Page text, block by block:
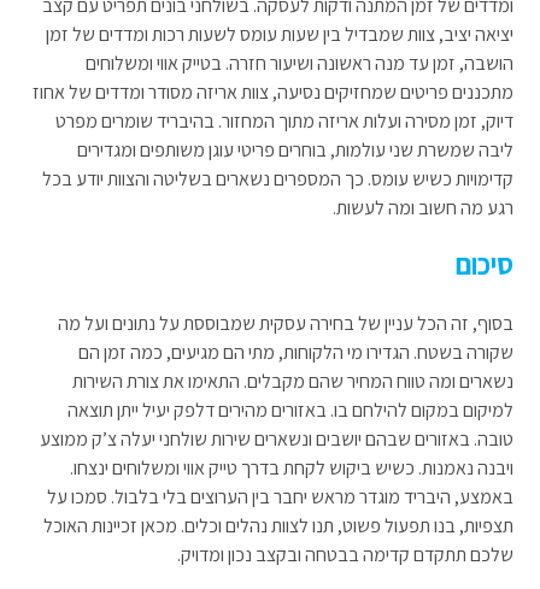
ומדדים של זמן המתנה ודקות לעסקה. בשולחני בונים תפריט עם קצב
יציאה יציב, צוות שמבדיל בין שעות עומס לשעות רכות ומדדים של זמן
הושבה, זמן עד מנה ראשונה ושיעור חזרה. בטייק אווי ומשלוחים
מתכננים פריטים שמחזיקים נסיעה, צוות אריזה מסודר ומדדים של אחוז
דיוק, זמן מסירה ועלות אריזה מתוך המחזור. בהיבריד שומרים מפרט
ליבה שמשרת שני עולמות, בוחרים פריטי עוגן משותפים ומגדירים
קדימויות כשיש עומס. כך המספרים נשארים בשליטה והצוות יודע בכל
רגע מה חשוב ומה לעשות.
סיכום
בסוף, זה הכל עניין של בחירה עסקית שמבוססת על נתונים ועל מה
שקורה בשטח. הגדירו מי הלקוחות, מתי הם מגיעים, כמה זמן הם
נשארים ומה טווח המחיר שהם מקבלים. התאימו את צורת השירות
למיקום במקום להילחם בו. באזורים מהירים דלפק יעיל ייתן תוצאה
טובה. באזורים שבהם יושבים ונשארים שירות שולחני יעלה צ’ק ממוצע
ויבנה נאמנות. כשיש ביקוש לקחת בדרך טייק אווי ומשלוחים ינצחו.
באמצע, היבריד מוגדר מראש יחבר בין הערוצים בלי בלבול. סמכו על
תצפיות, בנו תפעול פשוט, תנו לצוות נהלים וכלים. מכאן זכיינות האוכל
שלכם תתקדם קדימה בבטחה ובקצב נכון ומדויק.